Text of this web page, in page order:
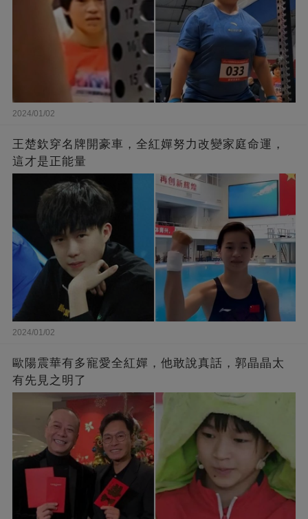
2024/01/02
王楚欽穿名牌開豪車，全紅嬋努力改變家庭命運，
這才是正能量
2024/01/02
歐陽震華有多寵愛全紅嬋，他敢說真話，郭晶晶太
有先見之明了